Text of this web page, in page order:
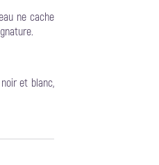
ne cache
et blanc,